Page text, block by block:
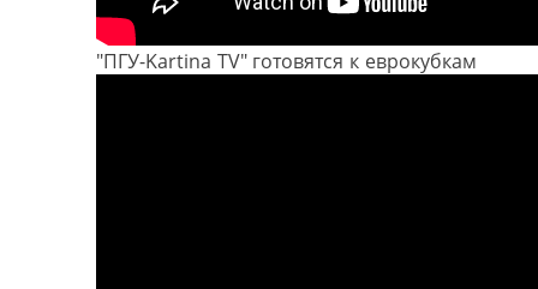
"ПГУ-Kartina TV" готовятся к еврокубкам